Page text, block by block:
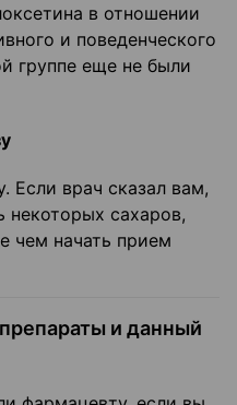
в отношении
и поведенческого
группе еще не были
Если врач сказал вам,
некоторых сахаров,
чем начать прием
и данный